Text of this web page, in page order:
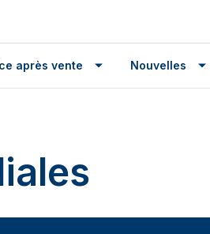
après vente Nouvelles